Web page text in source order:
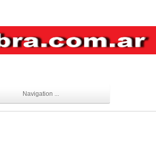
Navigation ...